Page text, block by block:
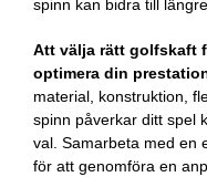
spinn kan bidra till
Att välja rätt golfskaft
optimera din
material, konstruktion,
spinn påverkar ditt spel
val. Samarbeta med en
för att genomföra en